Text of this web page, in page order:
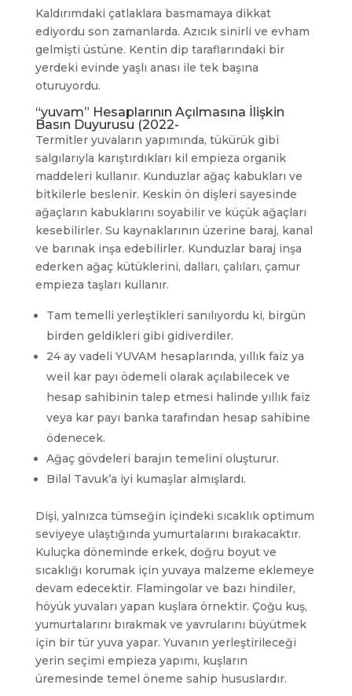
Kaldırımdaki çatlaklara basmamaya dikkat
ediyordu son zamanlarda. Azıcık sinirli ve evham
gelmişti üstüne. Kentin dip taraflarındaki bir
yerdeki evinde yaşlı anası ile tek başına
oturuyordu.
“yuvam” Hesaplarının Açılmasına İlişkin
Basın Duyurusu (2022-
Termitler yuvaların yapımında, tükürük gibi
salgılarıyla karıştırdıkları kil empieza organik
maddeleri kullanır. Kunduzlar ağaç kabukları ve
bitkilerle beslenir. Keskin ön dişleri sayesinde
ağaçların kabuklarını soyabilir ve küçük ağaçları
kesebilirler. Su kaynaklarının üzerine baraj, kanal
ve barınak inşa edebilirler. Kunduzlar baraj inşa
ederken ağaç kütüklerini, dalları, çalıları, çamur
empieza taşları kullanır.
Tam temelli yerleştikleri sanılıyordu ki, birgün
birden geldikleri gibi gidiverdiler.
24 ay vadeli YUVAM hesaplarında, yıllık faiz ya
weil kar payı ödemeli olarak açılabilecek ve
hesap sahibinin talep etmesi halinde yıllık faiz
veya kar payı banka tarafından hesap sahibine
ödenecek.
Ağaç gövdeleri barajın temelini oluşturur.
Bilal Tavuk’a iyi kumaşlar almışlardı.
Dişi, yalnızca tümseğin içindeki sıcaklık optimum
seviyeye ulaştığında yumurtalarını bırakacaktır.
Kuluçka döneminde erkek, doğru boyut ve
sıcaklığı korumak için yuvaya malzeme eklemeye
devam edecektir. Flamingolar ve bazı hindiler,
höyük yuvaları yapan kuşlara örnektir. Çoğu kuş,
yumurtalarını bırakmak ve yavrularını büyütmek
için bir tür yuva yapar. Yuvanın yerleştirileceği
yerin seçimi empieza yapımı, kuşların
üremesinde temel öneme sahip hususlardır.